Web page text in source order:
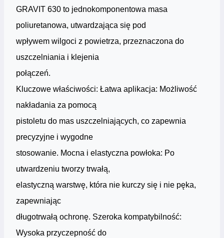
GRAVIT 630 to jednokomponentowa masa
poliuretanowa, utwardzająca się pod
wpływem wilgoci z powietrza, przeznaczona do
uszczelniania i klejenia
połączeń.
Kluczowe właściwości: Łatwa aplikacja: Możliwość
nakładania za pomocą
pistoletu do mas uszczelniających, co zapewnia
precyzyjne i wygodne
stosowanie. Mocna i elastyczna powłoka: Po
utwardzeniu tworzy trwałą,
elastyczną warstwę, która nie kurczy się i nie pęka,
zapewniając
długotrwałą ochronę. Szeroka kompatybilność:
Wysoka przyczepność do